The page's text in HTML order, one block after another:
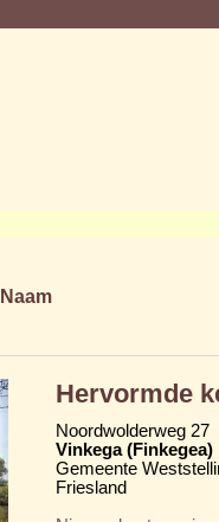
Naam
Hervormde
Noordwolderweg 27
Vinkega (Finkegea)
Gemeente
Friesland